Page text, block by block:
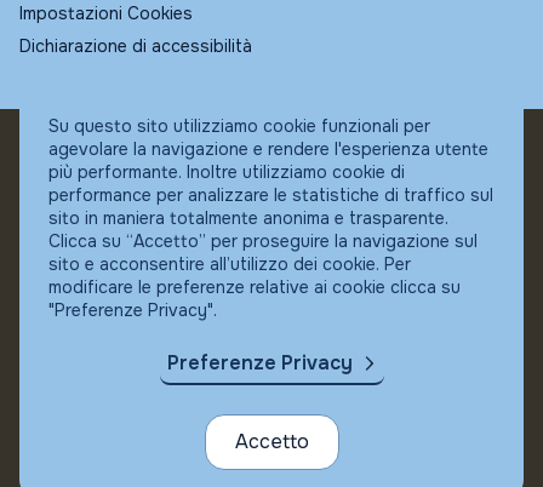
Impostazioni Cookies
Dichiarazione di accessibilità
© Fundstore
Collocatore autorizzato:
Banca Ifigest SpA
P.Iva: 04337180485
Su questo sito utilizziamo cookie funzionali per
agevolare la navigazione e rendere l'esperienza utente
più performante. Inoltre utilizziamo cookie di
performance per analizzare le statistiche di traffico sul
sito in maniera totalmente anonima e trasparente.
Clicca su “Accetto” per proseguire la navigazione sul
sito e acconsentire all’utilizzo dei cookie. Per
modificare le preferenze relative ai cookie clicca su
"Preferenze Privacy".
Preferenze Privacy
Accetto